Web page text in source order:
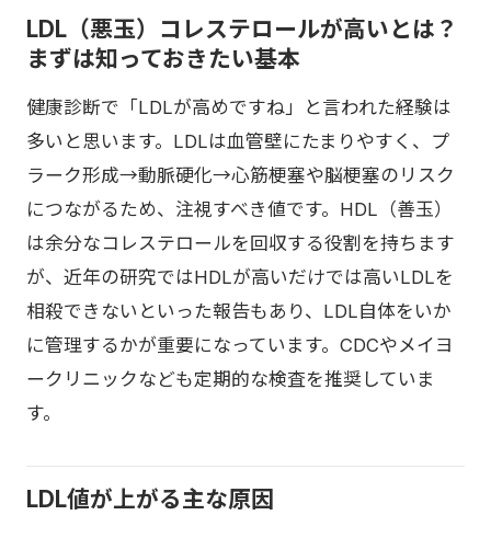
LDL（悪玉）コレステロールが高いとは？
まずは知っておきたい基本
健康診断で「LDLが高めですね」と言われた経験は
多いと思います。LDLは血管壁にたまりやすく、プ
ラーク形成→動脈硬化→心筋梗塞や脳梗塞のリスク
につながるため、注視すべき値です。HDL（善玉）
は余分なコレステロールを回収する役割を持ちます
が、近年の研究ではHDLが高いだけでは高いLDLを
相殺できないといった報告もあり、LDL自体をいか
に管理するかが重要になっています。CDCやメイヨ
ークリニックなども定期的な検査を推奨していま
す。
LDL値が上がる主な原因